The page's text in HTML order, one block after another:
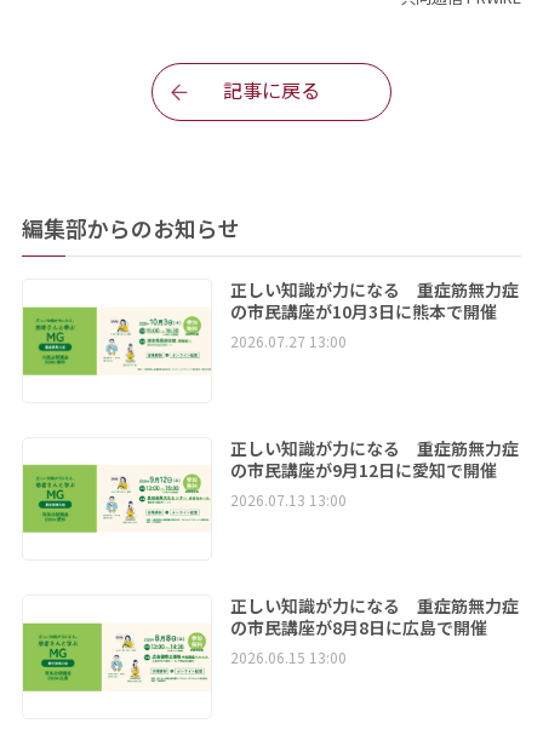
記事に戻る
編集部からのお知らせ
正しい知識が力になる 重症筋無力症
の市民講座が10月3日に熊本で開催
2026.07.27 13:00
正しい知識が力になる 重症筋無力症
の市民講座が9月12日に愛知で開催
2026.07.13 13:00
正しい知識が力になる 重症筋無力症
の市民講座が8月8日に広島で開催
2026.06.15 13:00